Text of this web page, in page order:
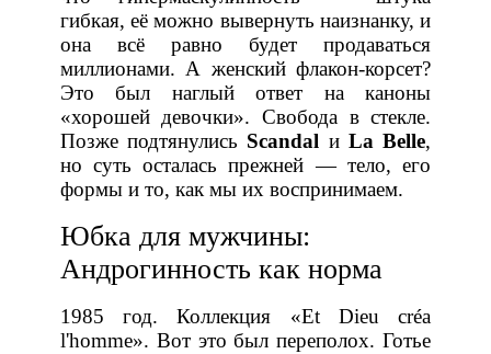
гибкая, её можно вывернуть наизнанку, и
она всё равно будет продаваться
миллионами. А женский флакон-корсет?
Это был наглый ответ на каноны
«хорошей девочки». Свобода в стекле.
Позже подтянулись Scandal и La Belle,
но суть осталась прежней — тело, его
формы и то, как мы их воспринимаем.
Юбка для мужчины:
Андрогинность как норма
1985 год. Коллекция «Et Dieu créa
l'homme». Вот это был переполох. Готье